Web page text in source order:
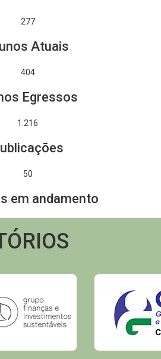
277
Atuais
404
Egressos
1.438
50
em andamento